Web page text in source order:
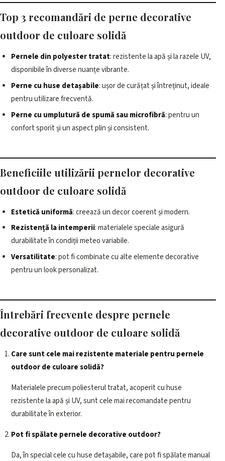
Top 3 recomandări de perne decorative
outdoor de culoare solidă
Pernele din polyester tratat: rezistente la apă și la razele UV,
disponibile în diverse nuanțe vibrante.
Perne cu huse detașabile: ușor de curățat și întreținut, ideale
pentru utilizare frecventă.
Perne cu umplutură de spumă sau microfibră: pentru un
confort sporit și un aspect plin și consistent.
Beneficiile utilizării pernelor decorative
outdoor de culoare solidă
Estetică uniformă: creează un decor coerent și modern.
Rezistență la intemperii: materialele speciale asigură
durabilitate în condiții meteo variabile.
Versatilitate: pot fi combinate cu alte elemente decorative
pentru un look personalizat.
Întrebări frecvente despre pernele
decorative outdoor de culoare solidă
Care sunt cele mai rezistente materiale pentru pernele
outdoor de culoare solidă?
Materialele precum poliesterul tratat, acoperit cu huse
rezistente la apă și UV, sunt cele mai recomandate pentru
durabilitate în exterior.
Pot fi spălate pernele decorative outdoor?
Da, în special cele cu huse detașabile, care pot fi spălate manual